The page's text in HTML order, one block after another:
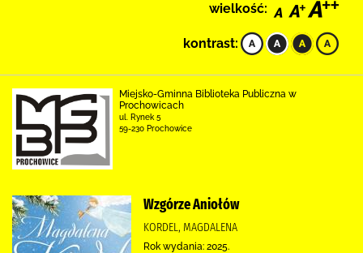
wielkość:
kontrast:
Miejsko-Gminna Biblioteka Publiczna w
Prochowicach
ul. Rynek 5
59-230 Prochowice
Wzgórze Aniołów
KORDEL, MAGDALENA
Rok wydania: 2025.